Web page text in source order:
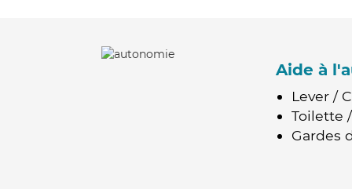
Aide à
Lever /
Toilette
Gardes